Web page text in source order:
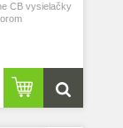
CB vysielačky